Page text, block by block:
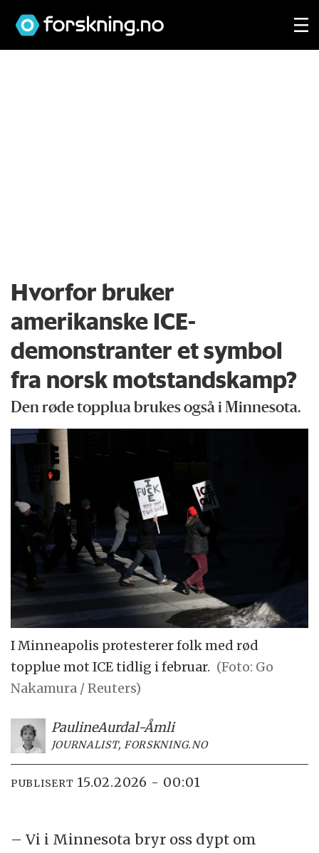
Hvorfor bruker
amerikanske ICE-
demonstranter et symbol
fra norsk motstandskamp?
Den røde topplua brukes også i Minnesota.
I Minneapolis protesterer folk med rød
topplue mot ICE tidlig i februar. (Foto: Go
Nakamura / Reuters)
PaulineAurdal-Åmli
JOURNALIST, FORSKNING.NO
PUBLISERT 15.02.2026 - 00:01
– Vi i Minnesota bryr oss dypt om